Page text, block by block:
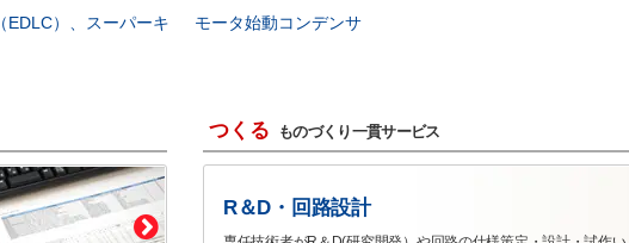
EDLC）、スーパーキ
モータ始動コンデンサ
つくる ものづくり一貫サービス
R＆D・回路設計